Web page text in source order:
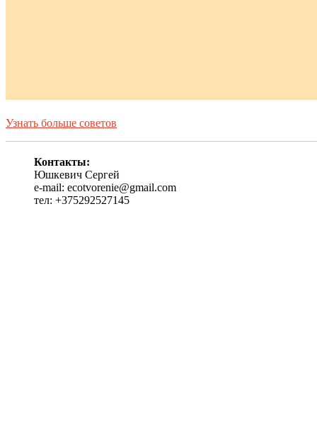
Узнать больше советов
Контакты:
Юшкевич Сергей
e-mail: ecotvorenie@gmail.com
тел: +375292527145